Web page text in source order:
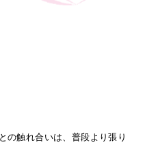
の触れ合いは、普段より張り